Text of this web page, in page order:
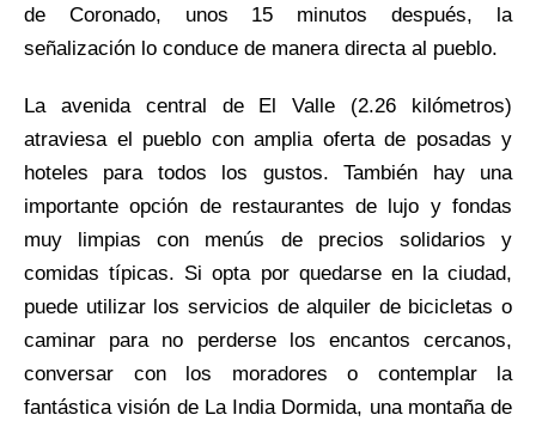
de Coronado, unos 15 minutos después, la
señalización lo conduce de manera directa al pueblo.
La avenida central de El Valle (2.26 kilómetros)
atraviesa el pueblo con amplia oferta de posadas y
hoteles para todos los gustos. También hay una
importante opción de restaurantes de lujo y fondas
muy limpias con menús de precios solidarios y
comidas típicas. Si opta por quedarse en la ciudad,
puede utilizar los servicios de alquiler de bicicletas o
caminar para no perderse los encantos cercanos,
conversar con los moradores o contemplar la
fantástica visión de La India Dormida, una montaña de